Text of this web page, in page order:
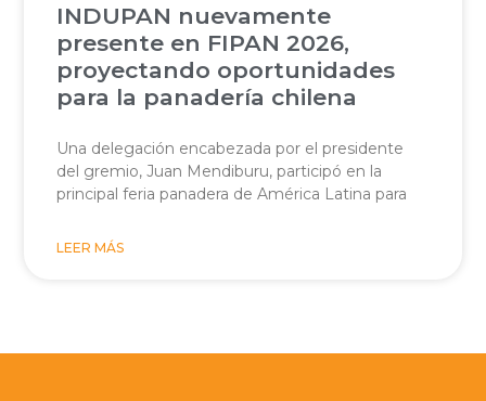
INDUPAN nuevamente
presente en FIPAN 2026,
proyectando oportunidades
para la panadería chilena
Una delegación encabezada por el presidente
del gremio, Juan Mendiburu, participó en la
principal feria panadera de América Latina para
LEER MÁS